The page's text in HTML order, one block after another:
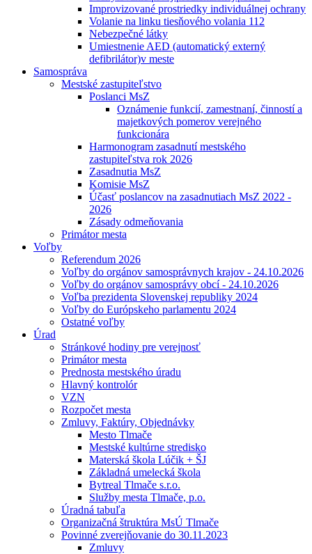
Improvizované prostriedky individuálnej ochrany
Volanie na linku tiesňového volania 112
Nebezpečné látky
Umiestnenie AED (automatický externý
defibrilátor)v meste
Samospráva
Mestské zastupiteľstvo
Poslanci MsZ
Oznámenie funkcií, zamestnaní, činností a
majetkových pomerov verejného
funkcionára
Harmonogram zasadnutí mestského
zastupiteľstva rok 2026
Zasadnutia MsZ
Komisie MsZ
Účasť poslancov na zasadnutiach MsZ 2022 -
2026
Zásady odmeňovania
Primátor mesta
Voľby
Referendum 2026
Voľby do orgánov samosprávnych krajov - 24.10.2026
Voľby do orgánov samosprávy obcí - 24.10.2026
Voľba prezidenta Slovenskej republiky 2024
Voľby do Európskeho parlamentu 2024
Ostatné voľby
Úrad
Stránkové hodiny pre verejnosť
Primátor mesta
Prednosta mestského úradu
Hlavný kontrolór
VZN
Rozpočet mesta
Zmluvy, Faktúry, Objednávky
Mesto Tlmače
Mestské kultúrne stredisko
Materská škola Lúčik + ŠJ
Základná umelecká škola
Bytreal Tlmače s.r.o.
Služby mesta Tlmače, p.o.
Úradná tabuľa
Organizačná štruktúra MsÚ Tlmače
Povinné zverejňovanie do 30.11.2023
Zmluvy